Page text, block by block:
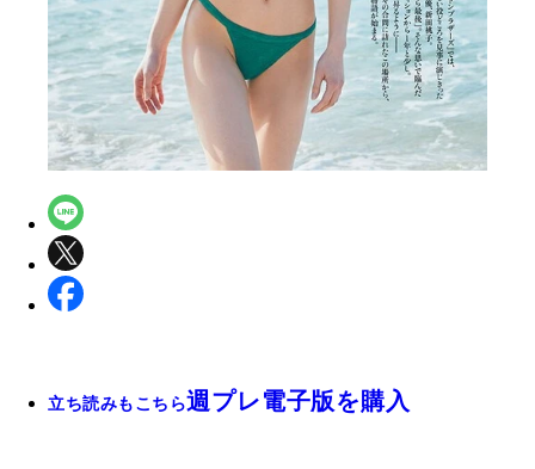
立ち読みもこちら週プレ電子版を購入